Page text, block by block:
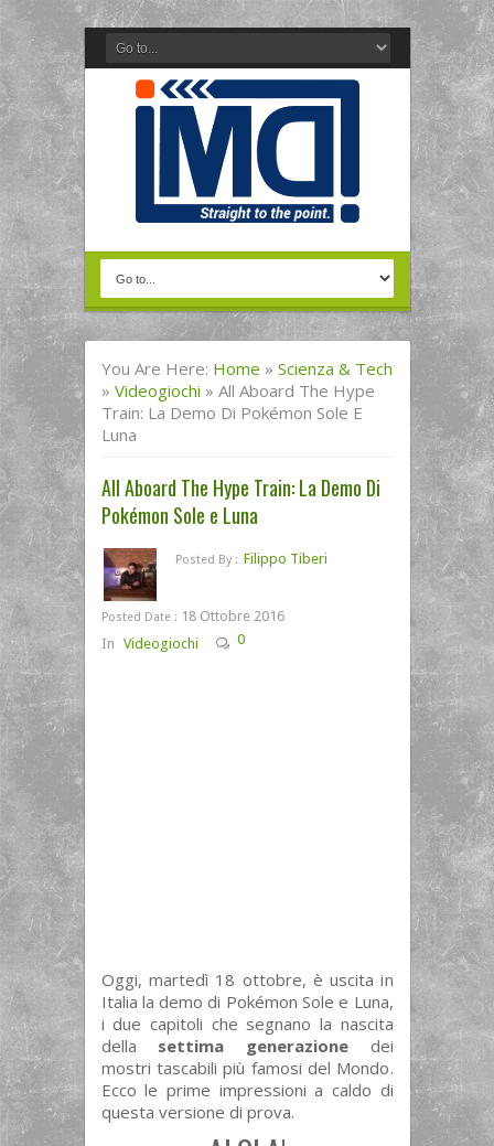
You Are Here: Home » Scienza & Tech
» Videogiochi » All Aboard The Hype
Train: La Demo Di Pokémon Sole E
Luna
All Aboard The Hype Train: La Demo Di
Pokémon Sole e Luna
Posted By : Filippo Tiberi
Posted Date : 18 Ottobre 2016
In Videogiochi 0
Oggi, martedì 18 ottobre, è uscita in
Italia la demo di Pokémon Sole e Luna,
i due capitoli che segnano la nascita
della settima generazionedei
mostri tascabili più famosi del Mondo.
Ecco le prime impressioni a caldo di
questa versione di prova.